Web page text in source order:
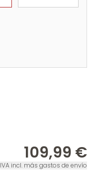
109,99 €
IVA incl. más gastos de envío